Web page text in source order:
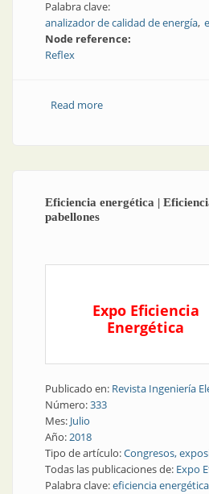
Palabra clave:
analizador de calidad de energía
Node reference:
Reflex
Read moreabout Analizadores
Eficiencia energética |
pabellones
Expo Eficiencia
Energética
Publicado en: Revista Ingeniería
Número:333
Mes: Julio
Año:2018
Tipo de artículo:Congresos,
Todas las publicaciones de: Expo
Palabra clave:eficiencia energética